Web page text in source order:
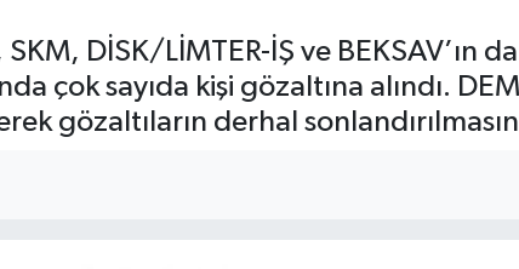
DİSK/LİMTER-İŞ ve BEKSAV’ın
çok sayıda kişi gözaltına alındı.
gözaltıların derhal